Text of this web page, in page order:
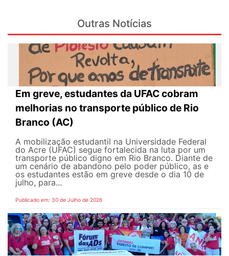
Outras Notícias
Em greve, estudantes da UFAC cobram
melhorias no transporte público de Rio
Branco (AC)
A mobilização estudantil na Universidade Federal
do Acre (UFAC) segue fortalecida na luta por um
transporte público digno em Rio Branco. Diante de
um cenário de abandono pelo poder público, as e
os estudantes estão em greve desde o dia 10 de
julho, para...
Publicado em: 30 de Julho de 2026